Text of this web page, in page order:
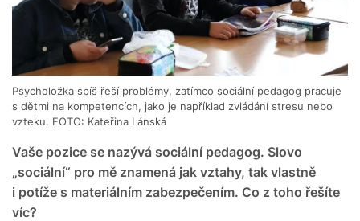
Psycholožka spíš řeší problémy, zatímco sociální pedagog pracuje
s dětmi na kompetencích, jako je například zvládání stresu nebo
vzteku. FOTO: Kateřina Lánská
Vaše pozice se nazývá sociální pedagog. Slovo
„sociální“ pro mě znamená jak vztahy, tak vlastně
i potíže s materiálním zabezpečením. Co z toho řešíte
víc?